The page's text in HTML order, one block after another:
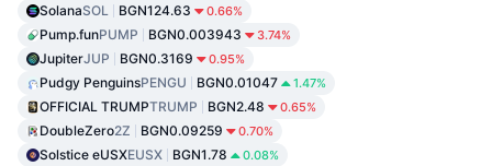
SolanaSOL BGN124.63 0.66%
Pump.funPUMP BGN0.003943 3.74%
JupiterJUP BGN0.3169 0.95%
Pudgy PenguinsPENGU BGN0.01047 1.47%
OFFICIAL TRUMPTRUMP BGN2.48 0.65%
DoubleZero2Z BGN0.09259 0.70%
Solstice eUSXEUSX BGN1.78 0.08%